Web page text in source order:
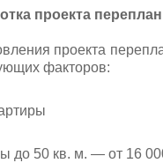
проекта
проекта
факторов:
до 50 кв. м. — от 16